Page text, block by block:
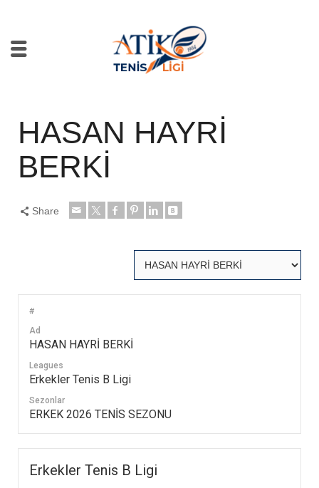
HASAN HAYRİ
BERKİ
Share
#
Ad
HASAN HAYRİ BERKİ
Leagues
Erkekler Tenis B Ligi
Sezonlar
ERKEK 2026 TENİS SEZONU
Erkekler Tenis B Ligi